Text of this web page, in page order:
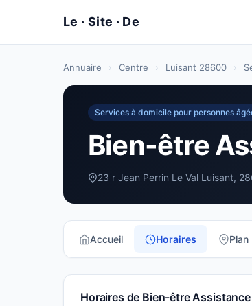
Annuaire › Centre › Luisant 28600 ›
Services à domicile pour personnes
Bien-être
23 r Jean Perrin Le Val Luisant,
Accueil Horaires Plan
Horaires de Bien-être